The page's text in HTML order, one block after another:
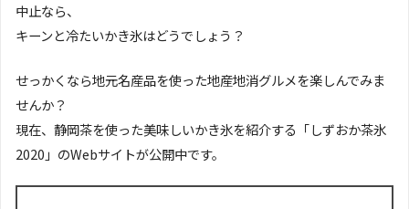
中止なら、
キーンと冷たいかき氷はどうでしょう？
せっかくなら地元名産品を使った地産地消グルメを楽しんでみま
せんか？
現在、静岡茶を使った美味しいかき氷を紹介する「しずおか茶氷
2020」のWebサイトが公開中です。